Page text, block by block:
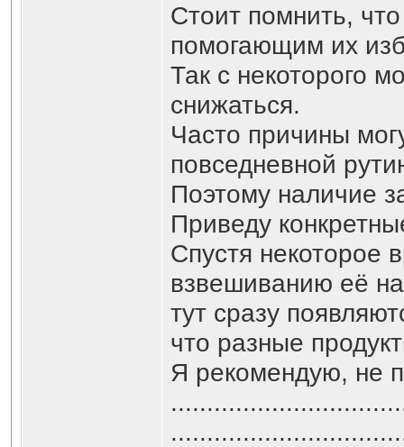
Стоит помнить,
помогающим их
Так с некоторого
снижаться.
Часто причины
повседневной
Поэтому наличие
Приведу
Спустя некоторое
взвешиванию её
тут сразу
что разные
Я рекомендую, не